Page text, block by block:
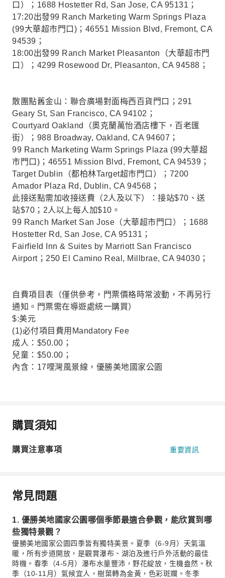
口）；1688 Hostetter Rd, San Jose, CA 95131；
17:20出發99 Ranch Marketing Warm Springs Plaza
(99大華超市門口)；46551 Mission Blvd, Fremont, CA
94539；
18:00出發99 Ranch Market Pleasanton（大華超市門
口）；4299 Rosewood Dr, Pleasanton, CA 94588；
散團點舊金山：聯合廣場對面梅西百貨門口；291
Geary St, San Francisco, CA 94102；
Courtyard Oakland（奧克蘭萬怡酒店樓下，百老匯
街）；988 Broadway, Oakland, CA 94607；
99 Ranch Marketing Warm Springs Plaza (99大華超
市門口)；46551 Mission Blvd, Fremont, CA 94539；
Target Dublin（都柏林Target超市門口）；7200
Amador Plaza Rd, Dublin, CA 94568；
此接送點需加收接送費（2人及以下）：接站$70、送
站$70；2人以上每人加$10。
99 Ranch Market San Jose（大華超市門口）；1688
Hostetter Rd, San Jose, CA 95131；
Fairfield Inn & Suites by Marriott San Francisco
Airport；250 El Camino Real, Millbrae, CA 94030；
自費項目表（僅供參考，門票價格時常波動，不再另行
通知。門票需在導遊處統一購買）
$:美元
(1)必付項目費用Mandatory Fee
成人：$50.00；
兒童：$50.00；
內含：17哩灣風景線，優勝美地國家公園
購買須知
購買注意事項 重要資訊
常見問題
1. 優勝美地國家公園哪個季節最適合參觀，能欣賞到哪
些獨特景觀？
優勝美地國家公園四季皆有獨特美景。夏季（6-9月）天氣溫
暖，所有步道開放，是觀賞瀑布、湖泊及進行戶外活動的最佳
時機。春季（4-5月）瀑布水量豐沛，野花綻放，生機盎然。秋
季（10-11月）氣候宜人，樹葉轉為金黃，色彩斑斕。冬季